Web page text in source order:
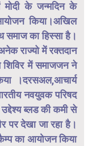
के जन्मदिन के
किया।अखिल
समाज का हिस्सा है।
राज्यो में रक्तदान
शिविर में समाजजन ने
।दरसअल,आचार्य
नवयुवक परिषद
ब्लड की कमी से
पर देखा जा रहा है।
का आयोजन किया